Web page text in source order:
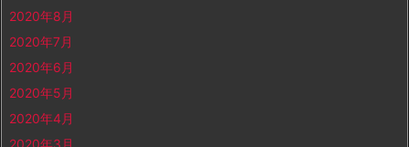
2020年8月
2020年7月
2020年6月
2020年5月
2020年4月